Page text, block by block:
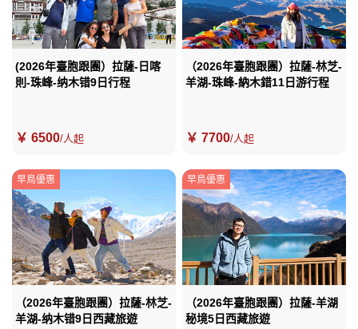
(2026年臺胞跟團）拉薩-日喀
則-珠峰-纳木错9日行程
￥ 6500/人起
（2026年臺胞跟團）拉薩-林芝-
羊湖-珠峰-納木錯11日游行程
￥ 7700/人起
早鳥優惠
（2026年臺胞跟團）拉薩-林芝-
羊湖-纳木错9日西藏旅遊
早鳥優惠
（2026年臺胞跟團）拉薩-羊湖
秘境5日西藏旅遊